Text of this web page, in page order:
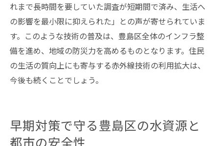
れまで長時間を要していた調査が短期間で済み、生活へ
の影響を最小限に抑えられた」との声が寄せられていま
す。このような技術の普及は、豊島区全体のインフラ整
備を進め、地域の防災力を高めるものとなります。住民
の生活の質向上にも寄与する赤外線技術の利用拡大は、
今後も続くことでしょう。
早期対策で守る豊島区の水資源と
都市の安全性